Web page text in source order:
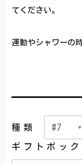
てください。
運動やシャワーの
種類
ギフトボック